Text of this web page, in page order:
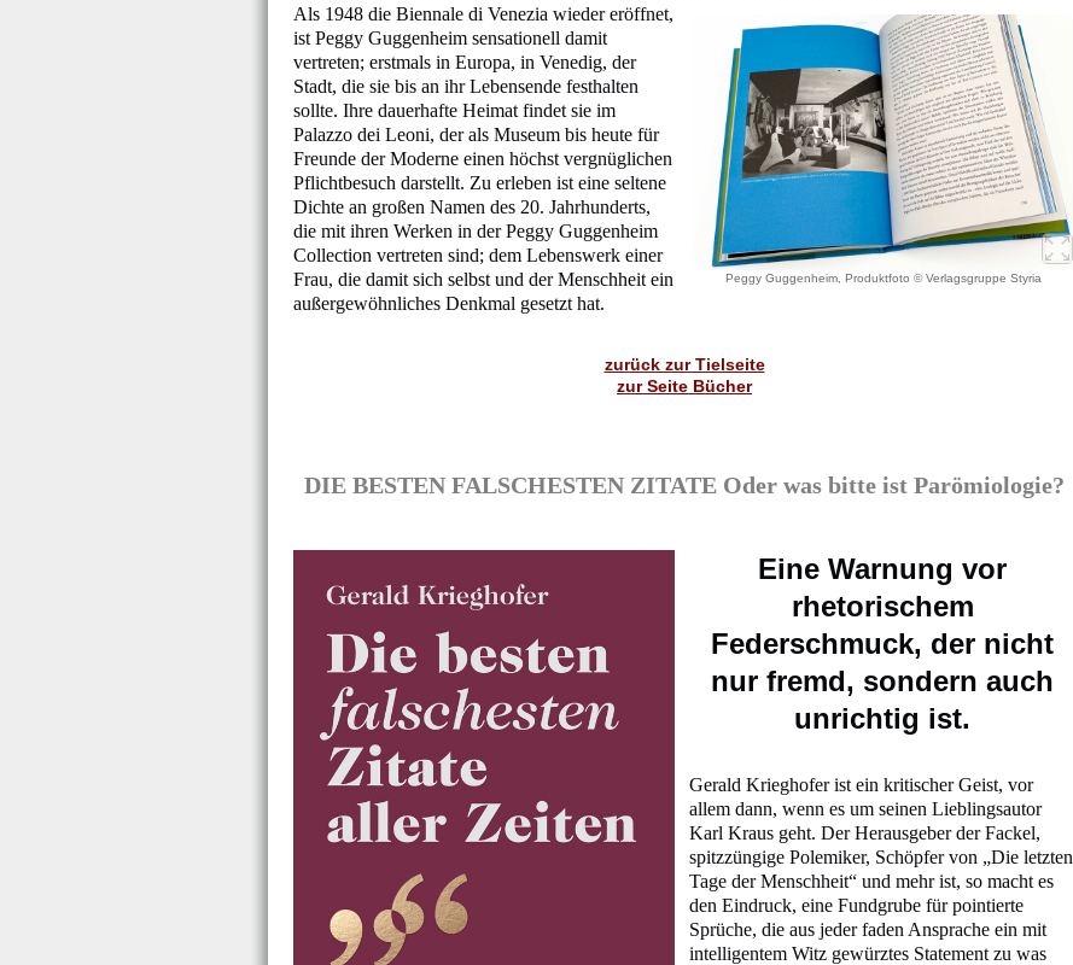
Als 1948 die Biennale di Venezia wieder eröffnet,
ist Peggy Guggenheim sensationell damit
vertreten; erstmals in Europa, in Venedig, der
Stadt, die sie bis an ihr Lebensende festhalten
sollte. Ihre dauerhafte Heimat findet sie im
Palazzo dei Leoni, der als Museum bis heute für
Freunde der Moderne einen höchst vergnüglichen
Pflichtbesuch darstellt. Zu erleben ist eine seltene
Dichte an großen Namen des 20. Jahrhunderts,
die mit ihren Werken in der Peggy Guggenheim
Collection vertreten sind; dem Lebenswerk einer
Frau, die damit sich selbst und der Menschheit ein
außergewöhnliches Denkmal gesetzt hat.
Peggy Guggenheim, Produktfoto © Verlagsgruppe Styria
zurück zur Tielseite
zur Seite Bücher
DIE BESTEN FALSCHESTEN ZITATE Oder was bitte ist Parömiologie?
Eine Warnung vor
rhetorischem
Federschmuck, der nicht
nur fremd, sondern auch
unrichtig ist.
Gerald Krieghofer ist ein kritischer Geist, vor
allem dann, wenn es um seinen Lieblingsautor
Karl Kraus geht. Der Herausgeber der Fackel,
spitzzüngige Polemiker, Schöpfer von „Die letzten
Tage der Menschheit“ und mehr ist, so macht es
den Eindruck, eine Fundgrube für pointierte
Sprüche, die aus jeder faden Ansprache ein mit
intelligentem Witz gewürztes Statement zu was